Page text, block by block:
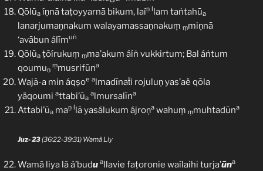
Qōlũa íṇnā taṭoyyarnā bikum, laíṇ llam taṅtahūa
lanarjumaṇnakum walayamassaṇnakuṃ ṃmiṇnā
‘avābun álīmuṅ
Qōlūa ṭõírukuṃ ṃma’akum áíṅ vukkirtum; Bal áṅtum
qoumuṇ
ṃmusrifūna
Wajã-a min áqṣoe almadīnaẗi rojuluṇ yas’aë qōla
yäqoumi attabi’ūa
almursalīna
Attabi’ūa maṇ llā yasálukum ájroṇa wahuṃ ṃmuhtadūna
Juz- 23(36:22-39:31) Wamā Liy
Wamā liya lã á’budu allavie faṭoronie waílaihi turja’ūna